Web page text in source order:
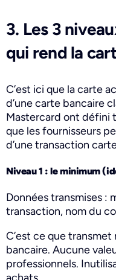
3. Les 3
qui rend la
C’est ici que la carte
d’une carte bancaire
Mastercard ont défini
que les fournisseurs
d’une transaction
Niveau 1 : le minimum
Données transmises :
transaction, nom du
C’est ce que
bancaire. Aucune
professionnels.